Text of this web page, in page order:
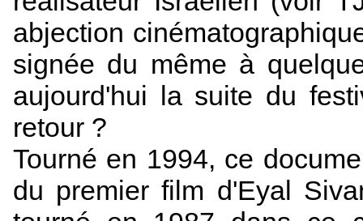
abjection
signée du même à
aujourd'hui la suite du
retour ?
Tourné en 1994, ce
du premier film d'Eyal